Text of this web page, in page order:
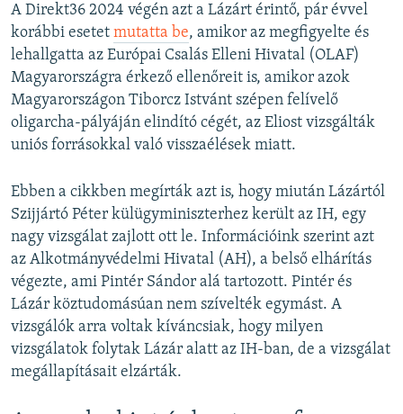
A Direkt36 2024 végén azt a Lázárt érintő, pár évvel
korábbi esetet mutatta be, amikor az megfigyelte és
lehallgatta az Európai Csalás Elleni Hivatal (OLAF)
Magyarországra érkező ellenőreit is, amikor azok
Magyarországon Tiborcz Istvánt szépen felívelő
oligarcha-pályáján elindító cégét, az Eliost vizsgálták
uniós forrásokkal való visszaélések miatt.
Ebben a cikkben megírták azt is, hogy miután Lázártól
Szijjártó Péter külügyminiszterhez került az IH, egy
nagy vizsgálat zajlott ott le. Információink szerint azt
az Alkotmányvédelmi Hivatal (AH), a belső elhárítás
végezte, ami Pintér Sándor alá tartozott. Pintér és
Lázár köztudomásúan nem szívelték egymást. A
vizsgálók arra voltak kíváncsiak, hogy milyen
vizsgálatok folytak Lázár alatt az IH-ban, de a vizsgálat
megállapításait elzárták.